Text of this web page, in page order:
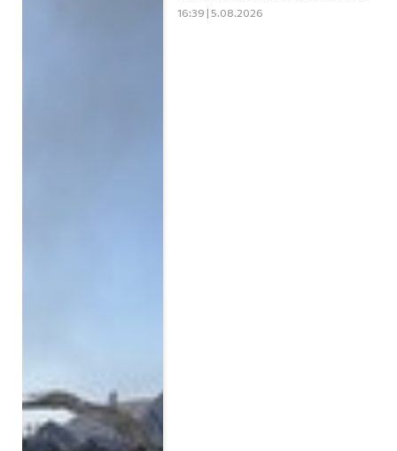
16:39 | 5.08.2026